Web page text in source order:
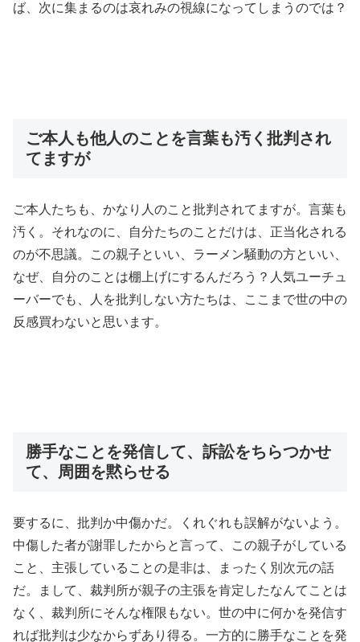
ば、次に集まるのは哀れみの視線になってしまうのでは？
ご本人も他人のことを言葉も汚く批判され
てますが
ご本人たちも、かなり人のこと批判されてますが。言葉も
汚く。それなのに、自分たちのことだけは、正当化される
のが不思議。この親子といい、ラーメン騒動の方といい、
なぜ、自分のことは棚上げにするんだろう？人気ユーチュ
ーバーでも、人を批判しない方たちは、ここまで世の中の
反感買わないと思います。
勝手なことを発信して、訴訟をちらつかせ
て、周囲を黙らせる
要するに、批判か中傷かだ。くれぐれも誤解がないよう。
中傷した者が謝罪したからと言って、この親子がしている
こと、主張していることの是非は、まったく別次元の話
だ。まして、裁判所が親子の主張を肯定したなんてことは
なく、裁判所にそんな権限もない。世の中に何かを発信す
れば批判は少なからずあり得る。一方的に勝手なことを発